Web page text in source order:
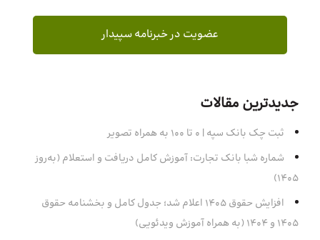
جدیدترین مقالات
ثبت چک بانک سپه | ۰ تا ۱۰۰ به همراه تصویر
شماره شبا بانک تجارت: آموزش کامل دریافت و استعلام (به‌روز
۱۴۰۵)
افزایش حقوق 1405 اعلام شد؛ جدول کامل و بخشنامه حقوق
1405 و 1404 (به همراه آموزش ویدئویی)